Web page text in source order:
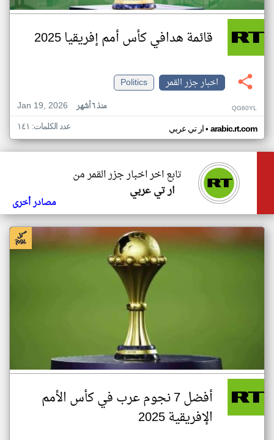
قائمة هدافي كأس أمم إفريقيا 2025
اخبار جزر القمر
Politics
Jan 19, 2026
منذ ٦ أشهر QG60YL
ار تي عربي• arabic.rt.com عدد الكلمات: ١٤١
تابع اخر اخبار جزر القمر من
ار تي عربي
مصادر أخرى
أفضل 7 نجوم عرب في كأس الأمم
الإفريقية 2025